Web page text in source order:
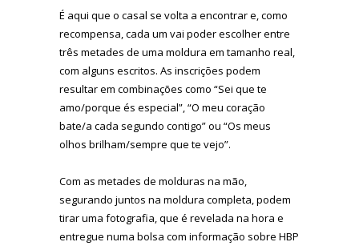
É aqui que o casal se volta a encontrar e, como
recompensa, cada um vai poder escolher entre
três metades de uma moldura em tamanho real,
com alguns escritos. As inscrições podem
resultar em combinações como “Sei que te
amo/porque és especial”, “O meu coração
bate/a cada segundo contigo” ou “Os meus
olhos brilham/sempre que te vejo”.
Com as metades de molduras na mão,
segurando juntos na moldura completa, podem
tirar uma fotografia, que é revelada na hora e
entregue numa bolsa com informação sobre HBP